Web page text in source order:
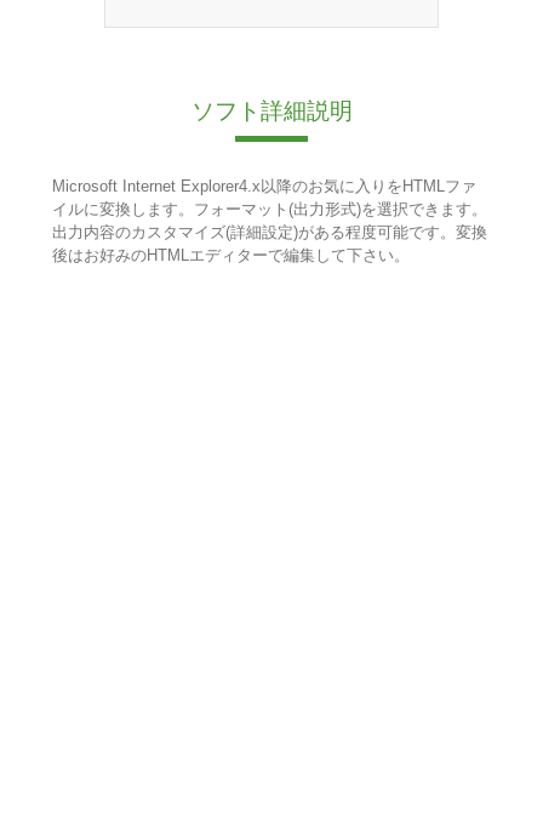
ソフト詳細説明
Microsoft Internet Explorer4.x以降のお気に入りをHTMLファ
イルに変換します。フォーマット(出力形式)を選択できます。
出力内容のカスタマイズ(詳細設定)がある程度可能です。変換
後はお好みのHTMLエディターで編集して下さい。